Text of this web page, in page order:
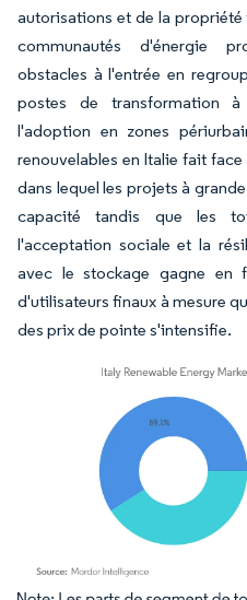
autorisations et de la
communautés d'énergie
obstacles à l'entrée en
postes de transformation
l'adoption en zones
renouvelables en Italie fait
dans lequel les projets à
capacité tandis que les
l'acceptation sociale et la
avec le stockage gagne en
d'utilisateurs finaux à mesure
des prix de pointe s'intensifie.